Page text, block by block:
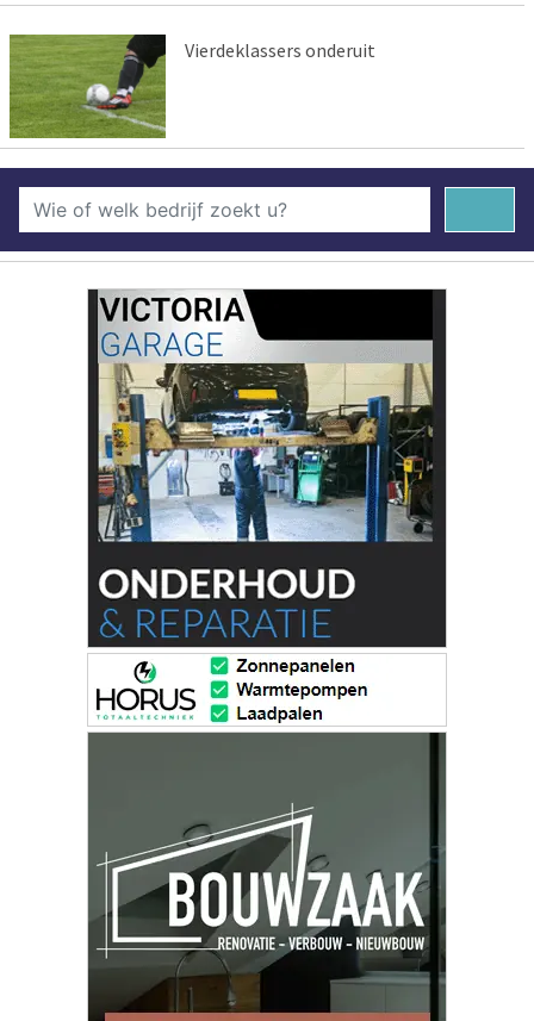
Vierdeklassers onderuit